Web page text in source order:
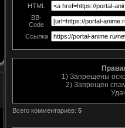
HTML
BB-
Code
Ссылка
1) Запрещены
2) Запрещён
Всего комментариев: 5